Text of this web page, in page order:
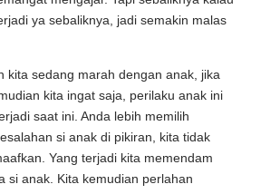
ya sebaliknya, jadi semakin malas
kita sedang marah dengan anak, jika
kita ingat saja, perilaku anak ini
saat ini. Anda lebih memilih
si anak di pikiran, kita tidak
Yang terjadi kita memendam
si anak. Kita kemudian perlahan